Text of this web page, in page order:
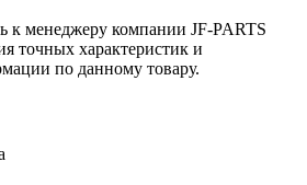
к менеджеру компании JF-PARTS
точных характеристик и
по данному товару.